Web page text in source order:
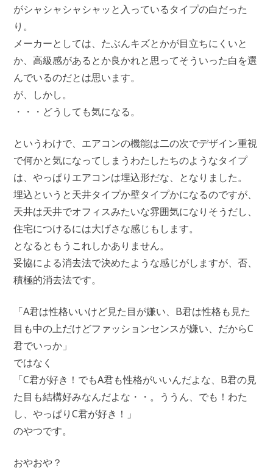
がシャシャシャシャッと入っているタイプの白だった
り。
メーカーとしては、たぶんキズとかが目立ちにくいと
か、高級感があるとか良かれと思ってそういった白を選
んでいるのだとは思います。
が、しかし。
・・・どうしても気になる。
というわけで、エアコンの機能は二の次でデザイン重視
で何かと気になってしまうわたしたちのようなタイプ
は、やっぱりエアコンは埋込形だな、となりました。
埋込というと天井タイプか壁タイプかになるのですが、
天井は天井でオフィスみたいな雰囲気になりそうだし、
住宅につけるには大げさな感じもします。
となるともうこれしかありません。
妥協による消去法で決めたような感じがしますが、否、
積極的消去法です。
「A君は性格いいけど見た目が嫌い、B君は性格も見た
目も中の上だけどファッションセンスが嫌い、だからC
君でいっか」
ではなく
「C君が好き！でもA君も性格がいいんだよな、B君の見
た目も結構好みなんだよな・・。ううん、でも！わた
し、やっぱりC君が好き！」
のやつです。
おやおや？